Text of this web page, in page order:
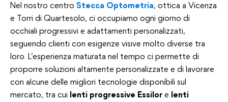
Nel nostro centro Stecca Optometria, ottica a Vicenza
e Torri di Quartesolo, ci occupiamo ogni giorno di
occhiali progressivi e adattamenti personalizzati,
seguendo clienti con esigenze visive molto diverse tra
loro. L’esperienza maturata nel tempo ci permette di
proporre soluzioni altamente personalizzate e di lavorare
con alcune delle migliori tecnologie disponibili sul
mercato, tra cui lenti progressive Essilor e lenti